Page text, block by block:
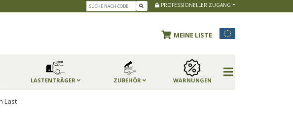
PROFESSIONELLER ZUGANG
MEINE LISTE
LASTENTRÄGER ZUBEHÖR WARNUNGEN
Last